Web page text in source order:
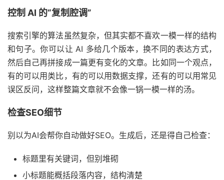
控制 AI 的“复制腔调”
搜索引擎的算法虽然复杂，但其实都不喜欢一模一样的结构
和句子。你可以让 AI 多给几个版本，换不同的表达方式，
然后自己再拼接成一篇更有变化的文章。比如同一个观点，
有的可以用类比，有的可以用数据支撑，还有的可以用常见
误区反问，这样整篇文章就不会像一锅一模一样的汤。
检查SEO细节
别以为AI会帮你自动做好SEO。生成后，还是得自己检查：
标题里有关键词，但别堆砌
小标题能概括段落内容，结构清楚